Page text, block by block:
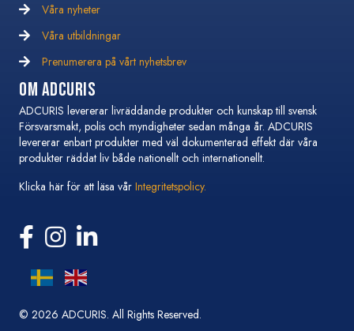
Våra nyheter
Våra nyheter
Våra utbildningar
Våra utbildningar
Prenumerera på vårt nyhetsbrev
Prenumerera på vårt nyhetsbrev
Om Adcuris
ADCURIS levererar livräddande produkter och kunskap till svensk
Försvarsmakt, polis och myndigheter sedan många år. ADCURIS
levererar enbart produkter med väl dokumenterad effekt där våra
produkter räddat liv både nationellt och internationellt.
Klicka här för att läsa vår Integritetspolicy.
Följ oss på Facebook
Följ oss på Instagram
Följ oss på Linkedin
© 2026 ADCURIS. All Rights Reserved.